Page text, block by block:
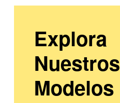
Explora
Nuestros
Modelos